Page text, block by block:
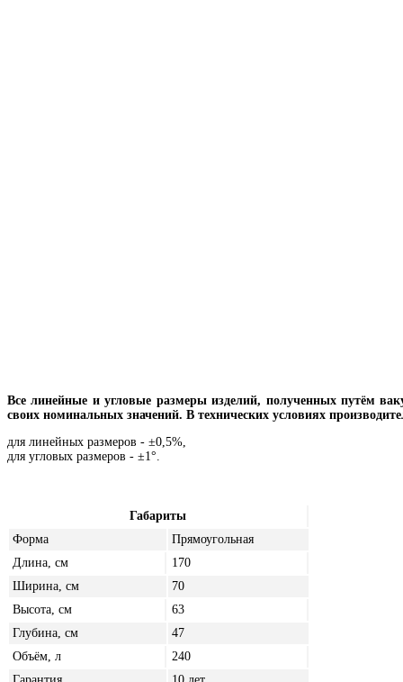
Все линейные и угловые размеры изделий, полученных путём
своих номинальных значений. В технических условиях
для линейных размеров - ±0,5%,
для угловых размеров - ±1°.
Габариты
Форма
Прямоугольная
Длина, см
170
Ширина, см
70
Высота, см
63
Глубина, см
47
Объём, л
240